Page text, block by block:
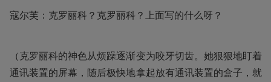
寇尔芙：克罗丽科？克罗丽科？上面写的什么呀？
（克罗丽科的神色从烦躁逐渐变为咬牙切齿。她狠狠地盯着
通讯装置的屏幕，随后极快地拿起放有通讯装置的盒子，就